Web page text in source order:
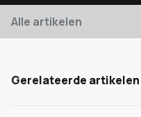
Alle artikelen
Gerelateerde artikelen